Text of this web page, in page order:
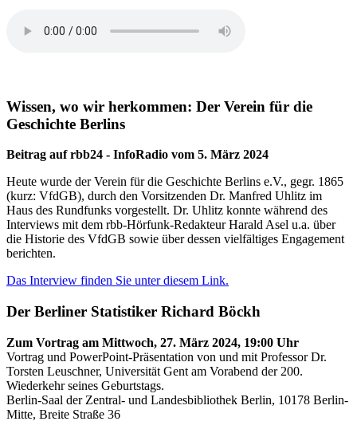
Wissen, wo wir herkommen: Der Verein für die
Geschichte Berlins
Beitrag auf rbb24 - InfoRadio vom 5. März 2024
Heute wurde der Verein für die Geschichte Berlins e.V., gegr. 1865
(kurz: VfdGB), durch den Vorsitzenden Dr. Manfred Uhlitz im
Haus des Rundfunks vorgestellt. Dr. Uhlitz konnte während des
Interviews mit dem rbb-Hörfunk-Redakteur Harald Asel u.a. über
die Historie des VfdGB sowie über dessen vielfältiges Engagement
berichten.
Das Interview finden Sie unter diesem Link.
Der Berliner Statistiker Richard Böckh
Zum Vortrag am Mittwoch, 27. März 2024, 19:00 Uhr
Vortrag und PowerPoint-Präsentation von und mit Professor Dr.
Torsten Leuschner, Universität Gent am Vorabend der 200.
Wiederkehr seines Geburtstags.
Berlin-Saal der Zentral- und Landesbibliothek Berlin, 10178 Berlin-
Mitte, Breite Straße 36